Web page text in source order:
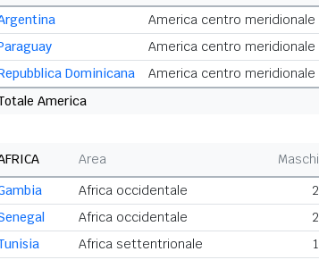
America centro meridionale
America centro meridionale
Dominicana
America centro meridionale
America
Area Maschi
Africa occidentale 2
Africa occidentale 2
Africa settentrionale 1